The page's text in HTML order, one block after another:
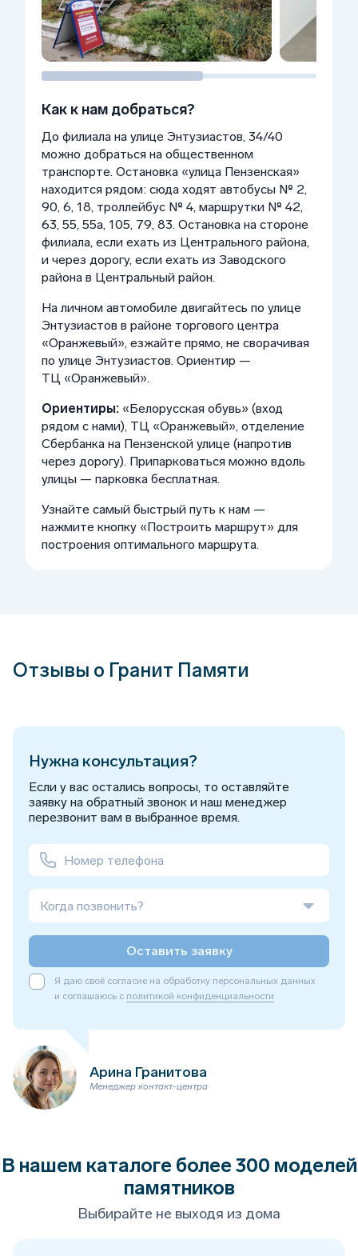
Как к нам добраться?
До филиала на улице Энтузиастов, 34/40
можно добраться на общественном
транспорте. Остановка «улица Пензенская»
находится рядом: сюда ходят автобусы № 2,
90, 6, 18, троллейбус № 4, маршрутки № 42,
63, 55, 55а, 105, 79, 83. Остановка на стороне
филиала, если ехать из Центрального района,
и через дорогу, если ехать из Заводского
района в Центральный район.
На личном автомобиле двигайтесь по улице
Энтузиастов в районе торгового центра
«Оранжевый», езжайте прямо, не сворачивая
по улице Энтузиастов. Ориентир —
ТЦ «Оранжевый».
Ориентиры: «Белорусская обувь» (вход
рядом с нами), ТЦ «Оранжевый», отделение
Сбербанка на Пензенской улице (напротив
через дорогу). Припарковаться можно вдоль
улицы — парковка бесплатная.
Узнайте самый быстрый путь к нам —
нажмите кнопку «Построить маршрут» для
построения оптимального маршрута.
Отзывы о Гранит Памяти
Нужна консультация?
Если у вас остались вопросы, то оставляйте
заявку на обратный звонок и наш менеджер
перезвонит вам в выбранное время.
Когда позвонить?
Оставить заявку
Я даю своё согласие на обработку персональных данных
и соглашаюсь с политикой конфиденциальности
Арина Гранитова
Менеджер контакт-центра
В нашем каталоге более 300 моделей
памятников
Выбирайте не выходя из дома